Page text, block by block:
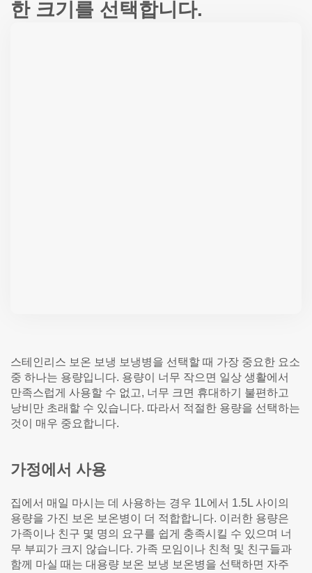
한 크기를 선택합니다.
스테인리스 보온 보냉 보냉병을 선택할 때 가장 중요한 요소
중 하나는 용량입니다. 용량이 너무 작으면 일상 생활에서
만족스럽게 사용할 수 없고, 너무 크면 휴대하기 불편하고
낭비만 초래할 수 있습니다. 따라서 적절한 용량을 선택하는
것이 매우 중요합니다.
가정에서 사용
집에서 매일 마시는 데 사용하는 경우 1L에서 1.5L 사이의
용량을 가진 보온 보온병이 더 적합합니다. 이러한 용량은
가족이나 친구 몇 명의 요구를 쉽게 충족시킬 수 있으며 너
무 부피가 크지 않습니다. 가족 모임이나 친척 및 친구들과
함께 마실 때는 대용량 보온 보냉 보온병을 선택하면 자주